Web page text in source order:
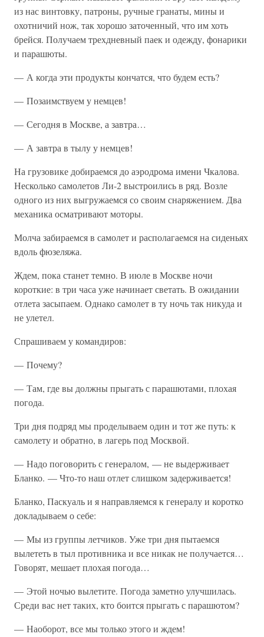
из нас винтовку, патроны, ручные гранаты, мины и
охотничий нож, так хорошо заточенный, что им хоть
брейся. Получаем трехдневный паек и одежду, фонарики
и парашюты.
— А когда эти продукты кончатся, что будем есть?
— Позаимствуем у немцев!
— Сегодня в Москве, а завтра…
— А завтра в тылу у немцев!
На грузовике добираемся до аэродрома имени Чкалова.
Несколько самолетов Ли-2 выстроились в ряд. Возле
одного из них выгружаемся со своим снаряжением. Два
механика осматривают моторы.
Молча забираемся в самолет и располагаемся на сиденьях
вдоль фюзеляжа.
Ждем, пока станет темно. В июле в Москве ночи
короткие: в три часа уже начинает светать. В ожидании
отлета засыпаем. Однако самолет в ту ночь так никуда и
не улетел.
Спрашиваем у командиров:
— Почему?
— Там, где вы должны прыгать с парашютами, плохая
погода.
Три дня подряд мы проделываем один и тот же путь: к
самолету и обратно, в лагерь под Москвой.
— Надо поговорить с генералом, — не выдерживает
Бланко. — Что-то наш отлет слишком задерживается!
Бланко, Паскуаль и я направляемся к генералу и коротко
докладываем о себе:
— Мы из группы летчиков. Уже три дня пытаемся
вылететь в тыл противника и все никак не получается…
Говорят, мешает плохая погода…
— Этой ночью вылетите. Погода заметно улучшилась.
Среди вас нет таких, кто боится прыгать с парашютом?
— Наоборот, все мы только этого и ждем!